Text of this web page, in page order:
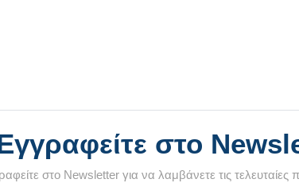
στο
στο Newsletter για να λαμβάνετε τις